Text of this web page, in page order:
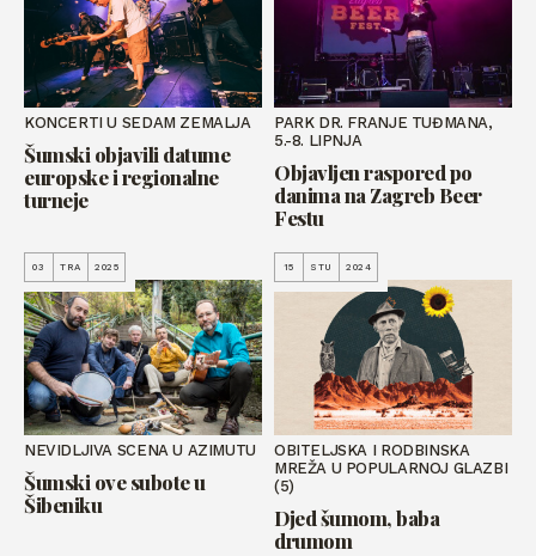
KONCERTI U SEDAM ZEMALJA
Šumski objavili datume
europske i regionalne
turneje
PARK DR. FRANJE TUĐMANA,
5.-8. LIPNJA
Objavljen raspored po
danima na Zagreb Beer
Festu
03 TRA 2025
NEVIDLJIVA SCENA U AZIMUTU
Šumski ove subote u
Šibeniku
15 STU 2024
OBITELJSKA I RODBINSKA
MREŽA U POPULARNOJ GLAZBI
(5)
Djed šumom, baba
drumom